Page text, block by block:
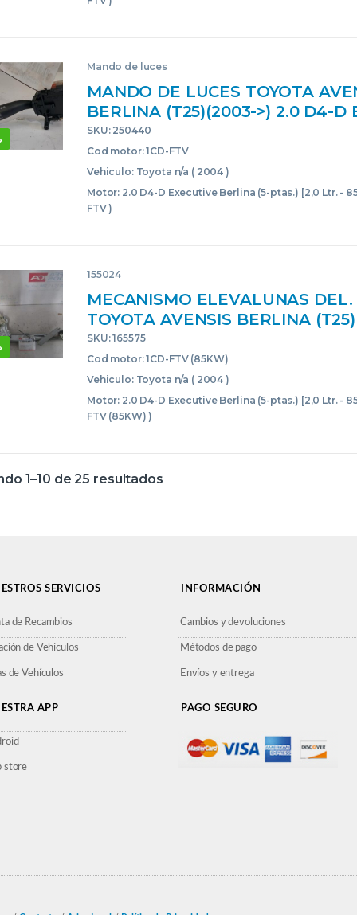
Mando de luces
MANDO DE LUCES TOYOTA
BERLINA (T25)(2003->) 2.0 D4-D
BERLINA (5-PTAS.) [2,0 LTR. – 85
1CD-FTV 1CDFTV 173650 GRIS
COM2000 MANDO
SKU: 250440
Cod motor: 1CD-FTV
Vehiculo: Toyota n/a ( 2004 )
Motor: 2.0 D4-D Executive Berlina (5-ptas.) [2,0 Ltr. -
FTV )
155024
MECANISMO ELEVALUNAS DEL.
TOYOTA AVENSIS BERLINA
D4-D EXECUTIVE BERLINA (5-
LTR. – 85 KW D-CAT] 1CD-FTV
1CDFTV(85KW) 0130822032
048-100 992048100 GRIS
DELANTEROS DERECHAS
SKU: 165575
Cod motor: 1CD-FTV (85KW)
Vehiculo: Toyota n/a ( 2004 )
Motor: 2.0 D4-D Executive Berlina (5-ptas.) [2,0 Ltr. -
FTV (85KW) )
1–10 de 25 resultados
SERVICIOS
de Recambios
de Vehículos
de Vehículos
APP
store
INFORMACIÓN
Cambios y devoluciones
Métodos de pago
Envíos y entrega
PAGO SEGURO